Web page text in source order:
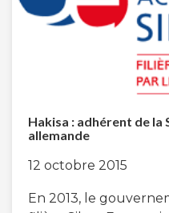
Hakisa : adhérent de la
allemande
12 octobre 2015
En 2013, le